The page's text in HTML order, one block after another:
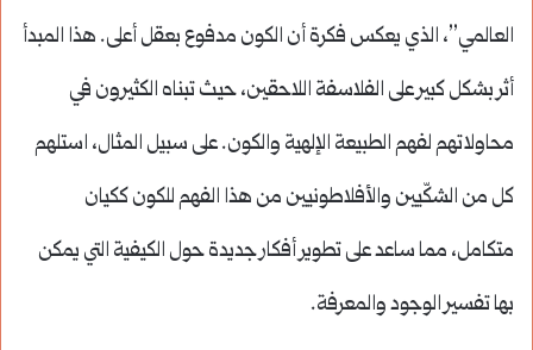
العالمي”، الذي يعكس فكرة أن الكون مدفوع بعقل أعلى. هذا المبدأ
أثر بشكل كبير على الفلاسفة اللاحقين، حيث تبناه الكثيرون في
محاولاتهم لفهم الطبيعة الإلهية والكون. على سبيل المثال، استلهم
كل من الشكّيين والأفلاطونيين من هذا الفهم للكون ككيان
متكامل، مما ساعد على تطوير أفكار جديدة حول الكيفية التي يمكن
بها تفسير الوجود والمعرفة.